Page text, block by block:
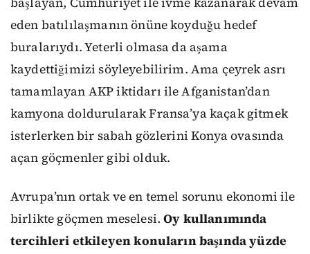
eden batılılaşmanın önüne koyduğu hedef
buralarıydı. Yeterli olmasa da aşama
kaydettiğimizi söyleyebilirim. Ama çeyrek asrı
tamamlayan AKP iktidarı ile Afganistan’dan
kamyona doldurularak Fransa’ya kaçak gitmek
isterlerken bir sabah gözlerini Konya ovasında
açan göçmenler gibi olduk.
Avrupa’nın ortak ve en temel sorunu ekonomi ile
birlikte göçmen meselesi.Oy kullanımında
tercihleri etkileyen konuların başında yüzde